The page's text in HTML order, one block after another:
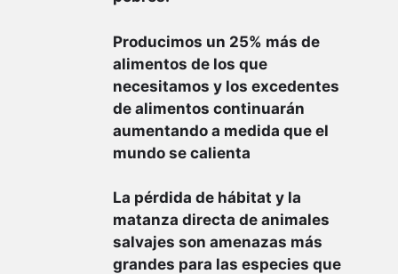
Producimos un 25% más de
alimentos de los que
necesitamos y los excedentes
de alimentos continuarán
aumentando a medida que el
mundo se calienta
La pérdida de hábitat y la
matanza directa de animales
salvajes son amenazas más
grandes para las especies que